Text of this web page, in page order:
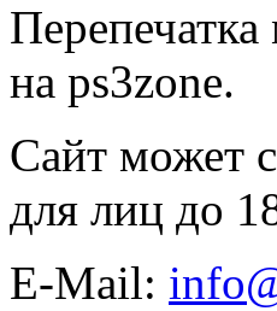
на ps3zone.
Сайт может
для лиц до
E-Mail: